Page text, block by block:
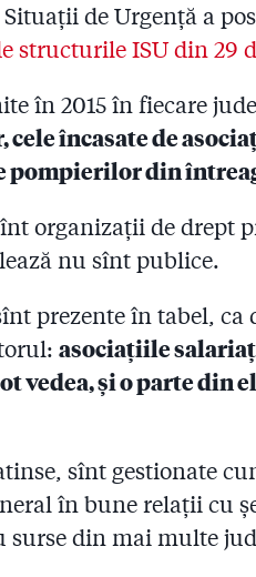
de Urgență a
structurile ISU din 29
în 2015 în fiecare
încasate de
pompierilor din
organizații de drept
nu sînt publice.
prezente în tabel, ca
asociațiile
vedea, și o parte din
sînt gestionate
în bune relații cu
din mai multe